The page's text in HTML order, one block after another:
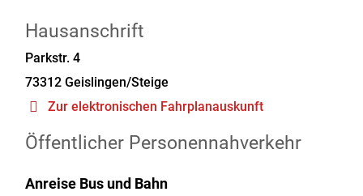
Hausanschrift
Parkstr. 4
73312 Geislingen/Steige
Zur elektronischen Fahrplanauskunft
Öffentlicher Personennahverkehr
Anreise Bus und Bahn